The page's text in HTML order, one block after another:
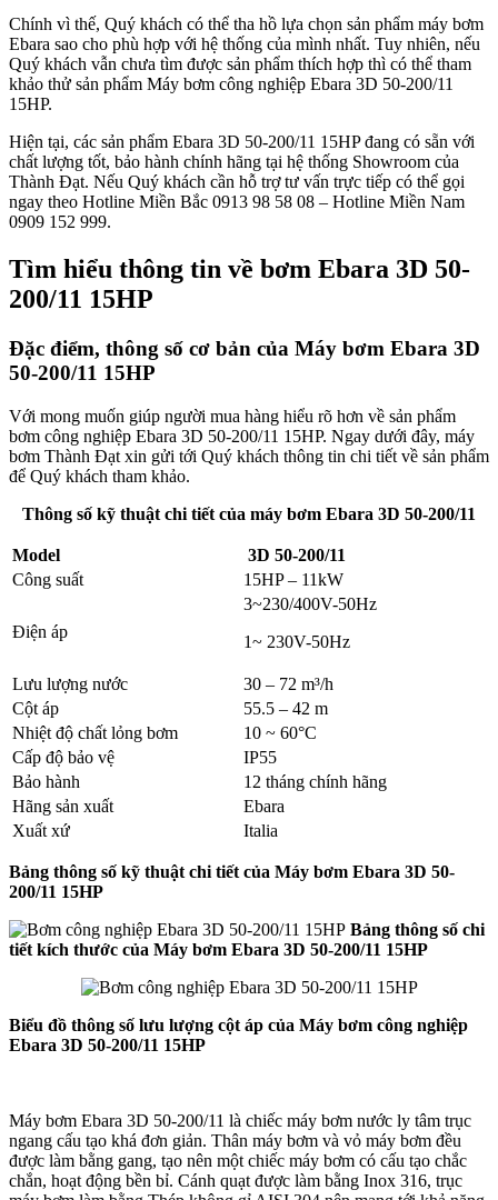
Chính vì thế, Quý khách có thể tha hồ lựa chọn sản phẩm máy bơm
Ebara sao cho phù hợp với hệ thống của mình nhất. Tuy nhiên, nếu
Quý khách vẫn chưa tìm được sản phẩm thích hợp thì có thể tham
khảo thử sản phẩm Máy bơm công nghiệp Ebara 3D 50-200/11
15HP.
Hiện tại, các sản phẩm Ebara 3D 50-200/11 15HP đang có sẵn với
chất lượng tốt, bảo hành chính hãng tại hệ thống Showroom của
Thành Đạt. Nếu Quý khách cần hỗ trợ tư vấn trực tiếp có thể gọi
ngay theo Hotline Miền Bắc 0913 98 58 08 – Hotline Miền Nam
0909 152 999.
Tìm hiểu thông tin về bơm Ebara 3D 50-
200/11 15HP
Đặc điểm, thông số cơ bản của Máy bơm Ebara 3D
50-200/11 15HP
Với mong muốn giúp người mua hàng hiểu rõ hơn về sản phẩm
bơm công nghiệp Ebara 3D 50-200/11 15HP. Ngay dưới đây, máy
bơm Thành Đạt xin gửi tới Quý khách thông tin chi tiết về sản phẩm
để Quý khách tham khảo.
Thông số kỹ thuật chi tiết của máy bơm Ebara 3D 50-200/11
Model
3D 50-200/11
Công suất
15HP – 11kW
Điện áp
3~230/400V-50Hz
1~ 230V-50Hz
Lưu lượng nước
30 – 72 m³/h
Cột áp
55.5 – 42 m
Nhiệt độ chất lỏng bơm
10 ~ 60°C
Cấp độ bảo vệ
IP55
Bảo hành
12 tháng chính hãng
Hãng sản xuất
Ebara
Xuất xứ
Italia
Bảng thông số kỹ thuật chi tiết của Máy bơm Ebara 3D 50-
200/11 15HP
Bảng thông số chi
tiết kích thước của Máy bơm Ebara 3D 50-200/11 15HP
Biểu đồ thông số lưu lượng cột áp của Máy bơm công nghiệp
Ebara 3D 50-200/11 15HP
Máy bơm Ebara 3D 50-200/11 là chiếc máy bơm nước ly tâm trục
ngang cấu tạo khá đơn giản. Thân máy bơm và vỏ máy bơm đều
được làm bằng gang, tạo nên một chiếc máy bơm có cấu tạo chắc
chắn, hoạt động bền bỉ. Cánh quạt được làm bằng Inox 316, trục